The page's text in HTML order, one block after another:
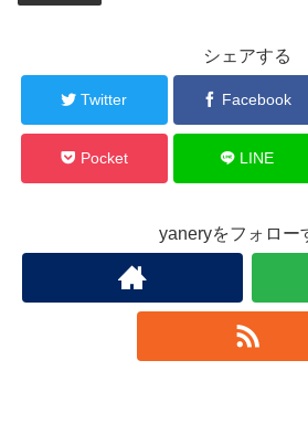
シェアする
Twitter Facebook
Pocket LINE
yaneryをフォロー